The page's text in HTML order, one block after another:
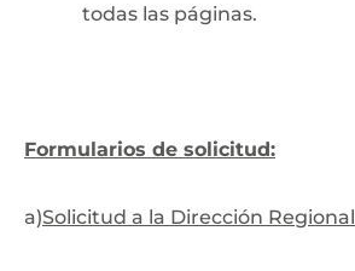
todas las páginas.
Formularios de solicitud:
a)Solicitud a la Dirección Regional